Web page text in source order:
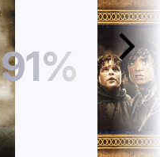
Další
91%